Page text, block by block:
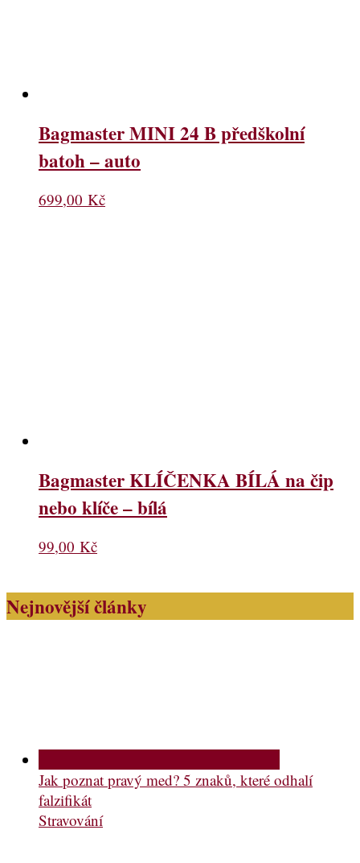
Bagmaster MINI 24 B předškolní
batoh – auto
699,00 Kč
Bagmaster KLÍČENKA BÍLÁ na čip
nebo klíče – bílá
99,00 Kč
Nejnovější články
Jak poznat pravý med? 5 znaků, které odhalí
falzifikát
Stravování